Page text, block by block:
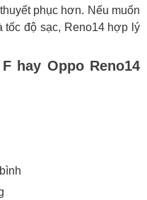
phục hơn. Nếu muốn
tốc độ sạc, Reno14 hợp lý
hay Oppo Reno14